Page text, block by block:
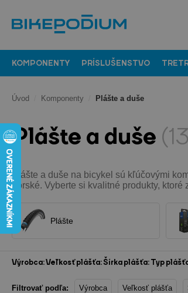
KOMPONENTY PRÍSLUŠENSTVO
Úvod Komponenty Plášte a duše
Plášte a duše
Plášte a duše na bicykel sú kľúčovými
horské. Vyberte si kvalitné produkty,
Plášte
Výrobca:Veľkosť plášťa:Šírka plášťa:Typ
Filtrovať podľa: Výrobca Veľkosť plášťa